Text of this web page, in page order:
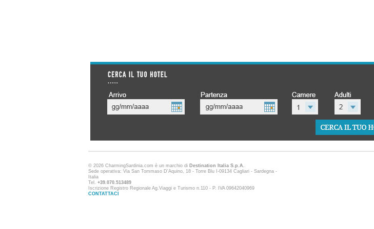
© 2026 CharmingSardinia.com è un marchio diDestination Italia S.p.A.
Sede operativa: Via San Tommaso D'Aquino, 18 - Torre Blu I-09134 Cagliari - Sardegna -
Italia
Tel.+39.070.513489
Iscrizione Registro Regionale Ag.Viaggi e Turismo n.110 - P. IVA 09642040969
CONTATTACI